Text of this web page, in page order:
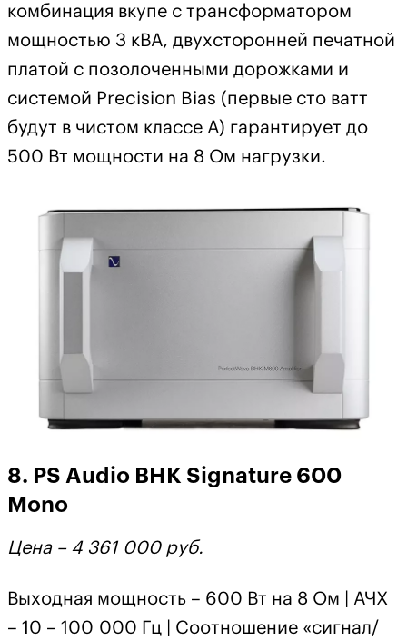
комбинация вкупе с трансформатором
мощностью 3 кВА, двухсторонней печатной
платой с позолоченными дорожками и
системой Precision Bias (первые сто ватт
будут в чистом классе А) гарантирует до
500 Вт мощности на 8 Ом нагрузки.
8. PS Audio BHK Signature 600
Mono
Цена – 4 361 000 руб.
Выходная мощность – 600 Вт на 8 Ом | АЧХ
– 10 – 100 000 Гц | Соотношение «сигнал/